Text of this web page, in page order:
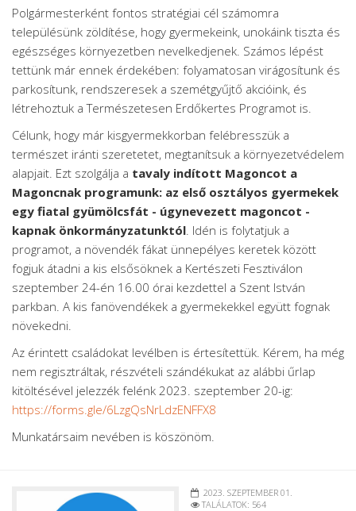
Polgármesterként fontos stratégiai cél számomra
településünk zöldítése, hogy gyermekeink, unokáink tiszta és
egészséges környezetben nevelkedjenek. Számos lépést
tettünk már ennek érdekében: folyamatosan virágosítunk és
parkosítunk, rendszeresek a szemétgyűjtő akcióink, és
létrehoztuk a Természetesen Erdőkertes Programot is.
Célunk, hogy már kisgyermekkorban felébresszük a
természet iránti szeretetet, megtanítsuk a környezetvédelem
alapjait. Ezt szolgálja a tavaly indított Magoncot a
Magoncnak programunk: az első osztályos gyermekek
egy fiatal gyümölcsfát - úgynevezett magoncot -
kapnak önkormányzatunktól . Idén is folytatjuk a
programot, a növendék fákat ünnepélyes keretek között
fogjuk átadni a kis elsősöknek a Kertészeti Fesztiválon
szeptember 24-én 16.00 órai kezdettel a Szent István
parkban. A kis fanövendékek a gyermekekkel együtt fognak
növekedni.
Az érintett családokat levélben is értesítettük. Kérem, ha még
nem regisztráltak, részvételi szándékukat az alábbi űrlap
kitöltésével jelezzék felénk 2023. szeptember 20-ig:
https://forms.gle/6LzgQsNrLdzENFFX8
Munkatársaim nevében is köszönöm.
2023. SZEPTEMBER 01.
TALÁLATOK: 564